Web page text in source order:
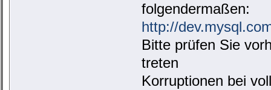
folgendermaßen:
http://
Bitte prüfen Sie
treten
Korruptionen bei